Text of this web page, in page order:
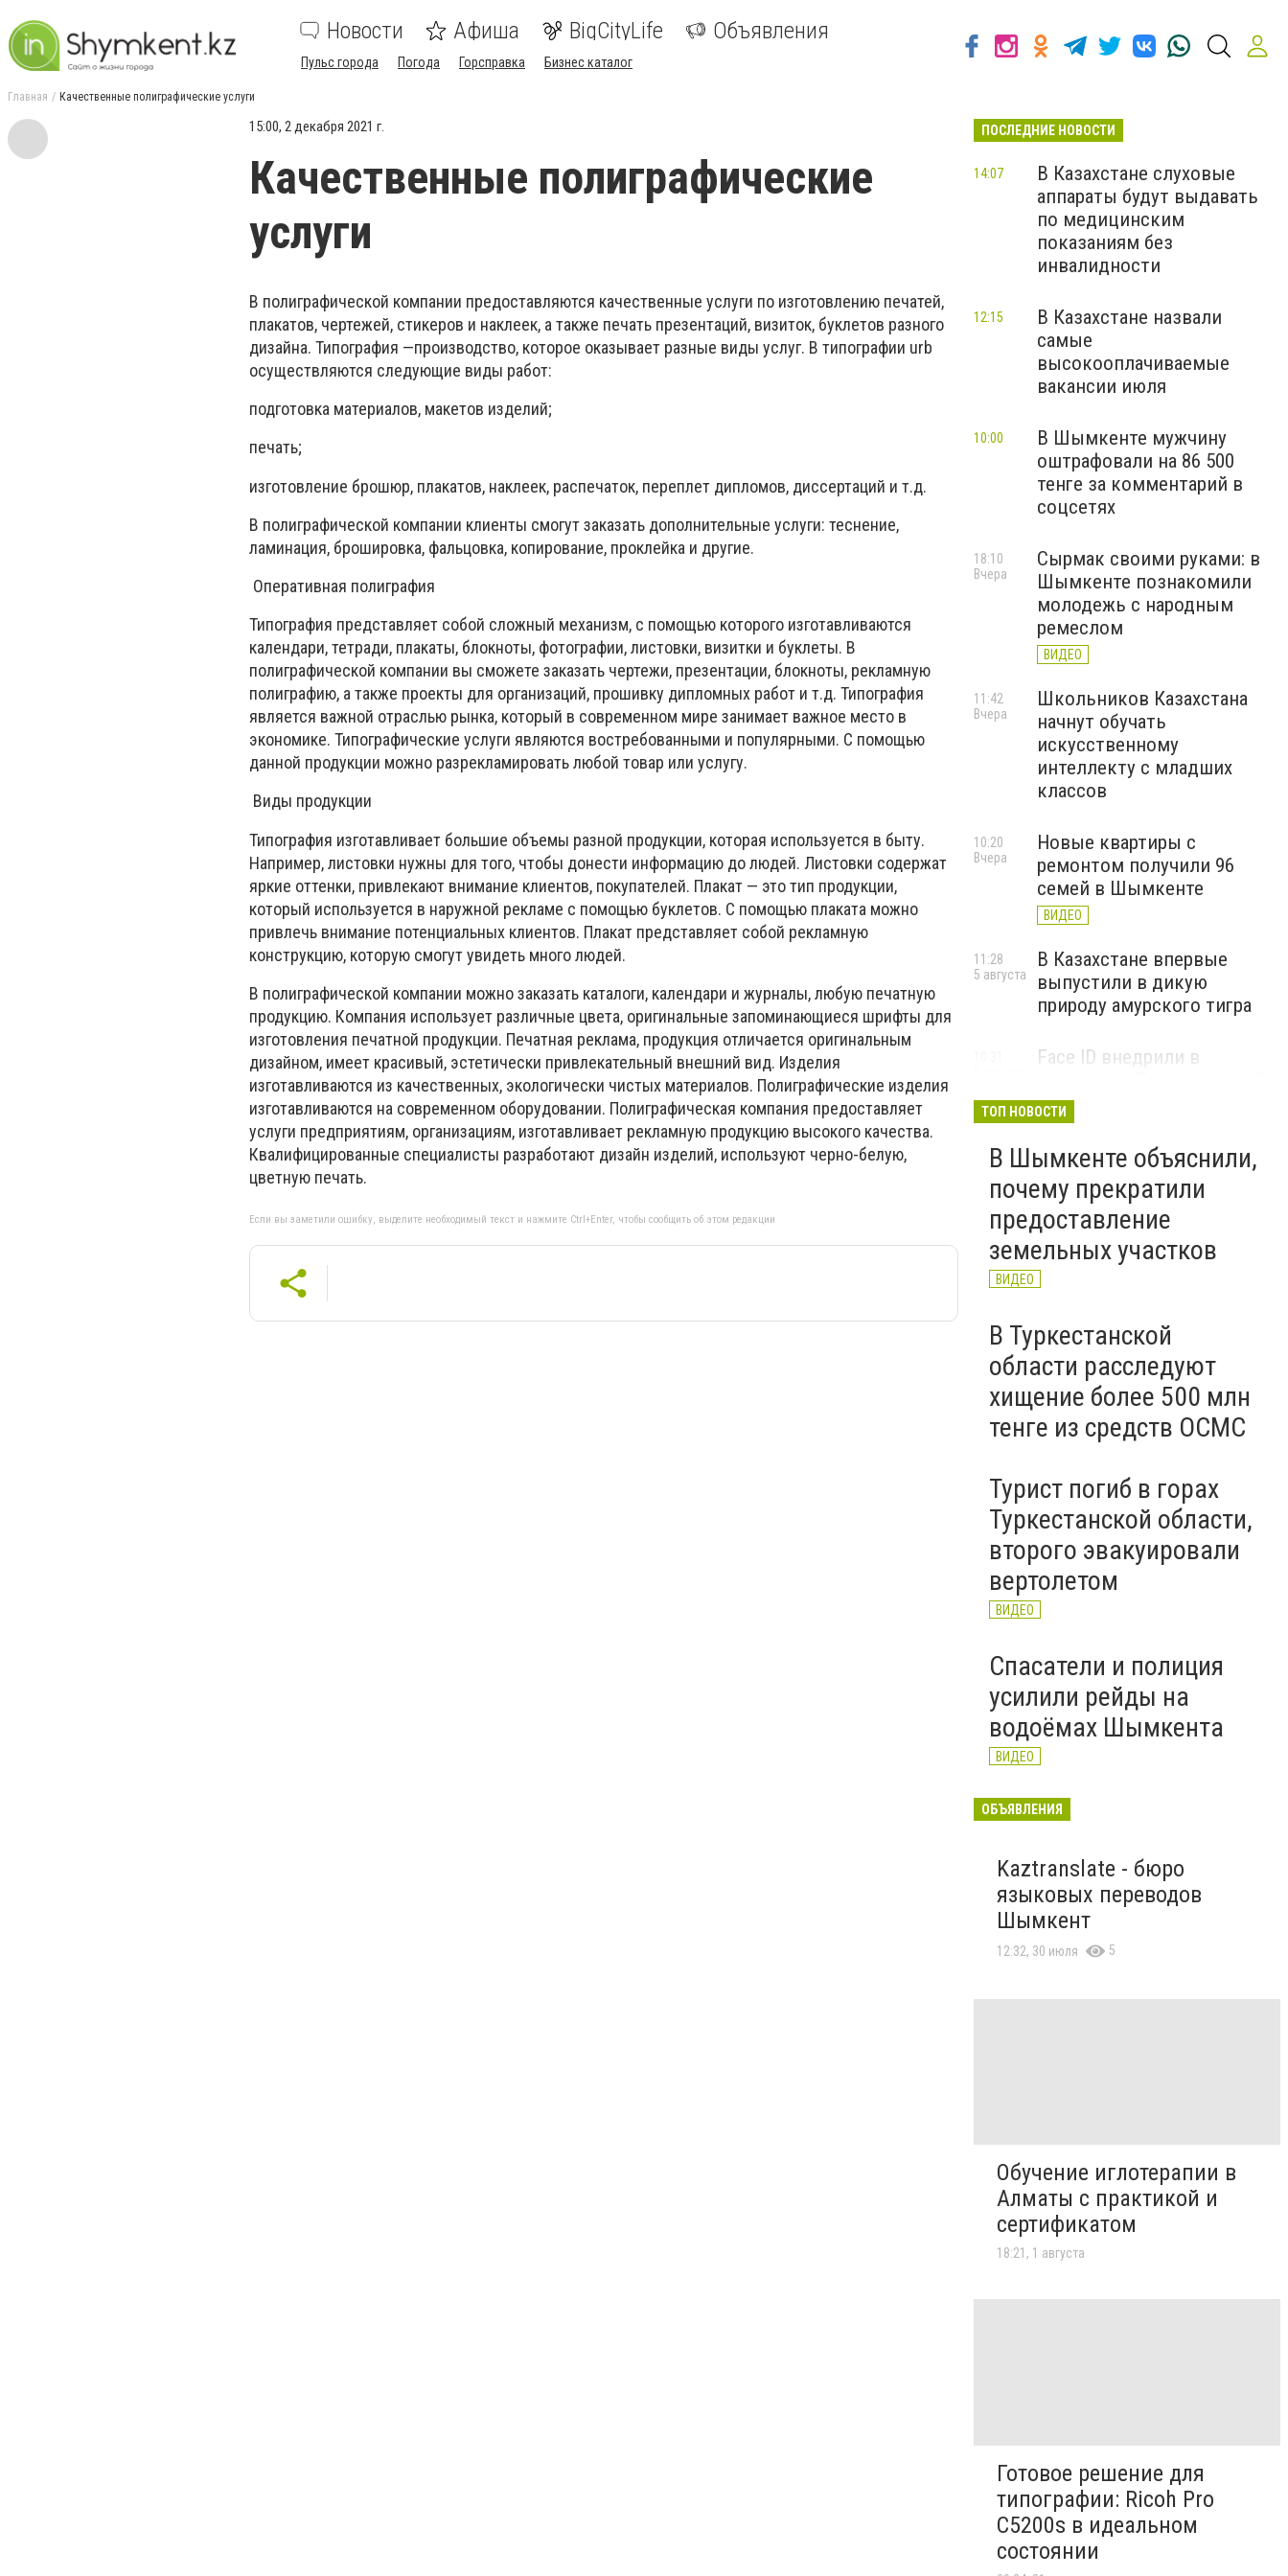
Новости Афиша BigCityLife Объявления
Пульс города Погода Горсправка Бизнес каталог
Главная Качественные полиграфические услуги
15:00, 2 декабря 2021 г.
Качественные полиграфические
услуги
В полиграфической компании предоставляются качественные услуги по изготовлению печатей,
плакатов, чертежей, стикеров и наклеек, а также печать презентаций, визиток, буклетов разного
дизайна. Типография —производство, которое оказывает разные виды услуг. В типографии urb
осуществляются следующие виды работ:
подготовка материалов, макетов изделий;
печать;
изготовление брошюр, плакатов, наклеек, распечаток, переплет дипломов, диссертаций и т.д.
В полиграфической компании клиенты смогут заказать дополнительные услуги: теснение,
ламинация, брошировка, фальцовка, копирование, проклейка и другие.
Оперативная полиграфия
Типография представляет собой сложный механизм, с помощью которого изготавливаются
календари, тетради, плакаты, блокноты, фотографии, листовки, визитки и буклеты. В
полиграфической компании вы сможете заказать чертежи, презентации, блокноты, рекламную
полиграфию, а также проекты для организаций, прошивку дипломных работ и т.д. Типография
является важной отраслью рынка, который в современном мире занимает важное место в
экономике. Типографические услуги являются востребованными и популярными. С помощью
данной продукции можно разрекламировать любой товар или услугу.
Виды продукции
Типография изготавливает большие объемы разной продукции, которая используется в быту.
Например, листовки нужны для того, чтобы донести информацию до людей. Листовки содержат
яркие оттенки, привлекают внимание клиентов, покупателей. Плакат — это тип продукции,
который используется в наружной рекламе с помощью буклетов. С помощью плаката можно
привлечь внимание потенциальных клиентов. Плакат представляет собой рекламную
конструкцию, которую смогут увидеть много людей.
В полиграфической компании можно заказать каталоги, календари и журналы, любую печатную
продукцию. Компания использует различные цвета, оригинальные запоминающиеся шрифты для
изготовления печатной продукции. Печатная реклама, продукция отличается оригинальным
дизайном, имеет красивый, эстетически привлекательный внешний вид. Изделия
изготавливаются из качественных, экологически чистых материалов. Полиграфические изделия
изготавливаются на современном оборудовании. Полиграфическая компания предоставляет
услуги предприятиям, организациям, изготавливает рекламную продукцию высокого качества.
Квалифицированные специалисты разработают дизайн изделий, используют черно-белую,
цветную печать.
Если вы заметили ошибку, выделите необходимый текст и нажмите Ctrl+Enter, чтобы сообщить об этом редакции
ПОСЛЕДНИЕ НОВОСТИ
В Казахстане слуховые
аппараты будут выдавать
по медицинским
показаниям без
инвалидности
14:07
В Казахстане назвали
самые
высокооплачиваемые
вакансии июля
12:15
В Шымкенте мужчину
оштрафовали на 86 500
тенге за комментарий в
соцсетях
10:00
Сырмак своими руками: в
Шымкенте познакомили
молодежь с народным
ремеслом
ВИДЕО
18:10
Вчера
Школьников Казахстана
начнут обучать
искусственному
интеллекту с младших
классов
11:42
Вчера
Новые квартиры с
ремонтом получили 96
семей в Шымкенте
ВИДЕО
10:20
Вчера
В Казахстане впервые
выпустили в дикую
природу амурского тигра
11:28
5 августа
Face ID внедрили в
области для учета
посещаемости
ВИДЕО
ТОП НОВОСТИ
В Шымкенте объяснили,
почему прекратили
предоставление
земельных участков
ВИДЕО
В Туркестанской
области расследуют
хищение более 500 млн
тенге из средств ОСМС
Турист погиб в горах
Туркестанской области,
второго эвакуировали
вертолетом
ВИДЕО
Спасатели и полиция
усилили рейды на
водоёмах Шымкента
ВИДЕО
ОБЪЯВЛЕНИЯ
Kaztranslate - бюро
языковых переводов
Шымкент
12:32, 30 июля 5
Обучение иглотерапии в
Алматы с практикой и
сертификатом
18:21, 1 августа
Готовое решение для
типографии: Ricoh Pro
C5200s в идеальном
состоянии